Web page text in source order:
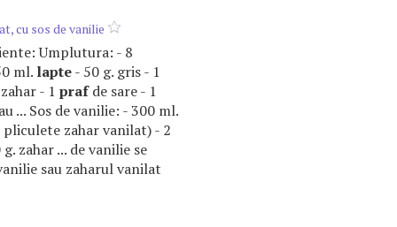
cu sos de vanilie
Umplutura: - 8
ml. lapte- 50 g. gris - 1
- 1 prafde sare - 1
... Sos de vanilie: - 300 ml.
zahar vanilat) - 2
zahar ... de vanilie se
sau zaharul vanilat